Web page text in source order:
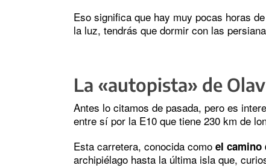
Eso significa que hay muy pocas horas
la luz, tendrás que dormir con las
La «autopista» de Olav
Antes lo citamos de pasada, pero es
entre sí por la E10 que tiene 230 km de
Esta carretera, conocida como el camino
archipiélago hasta la última isla que,